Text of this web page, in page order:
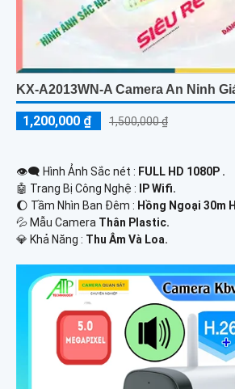
KX-A2013WN-A Camera An Ninh
1,200,000 ₫ 1,500,000 ₫
👁️‍🗨 Hình Ảnh Sắc nét : FULL HD 1080P .
🤖️ Trang Bị Công Nghệ : IP Wifi.
🌔 Tầm Nhìn Ban Đêm : Hồng Ngoại 30m
💦 Mẫu Camera Thân Plastic.
️💎 Khả Năng : Thu Âm Và Loa.